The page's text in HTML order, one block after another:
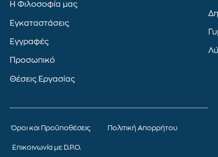
Η Φιλοσοφία μας
Εγκαταστάσεις
Εγγραφές
Προσωπικό
Θέσεις Εργασίας
Όροι και Προϋποθέσεις Πολιτική Απορρήτου
Επικοινωνία με D.P.O.